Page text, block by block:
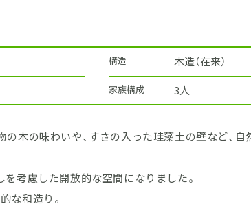
構造 木造（在来）
家族構成 3人
の木の味わいや、すさの入った珪藻土の壁など、
考慮した開放的な空間になりました。
な和造り。